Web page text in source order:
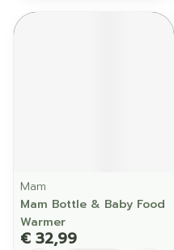
Mam
Mam Bottle & Baby Food
Warmer
€ 32,99